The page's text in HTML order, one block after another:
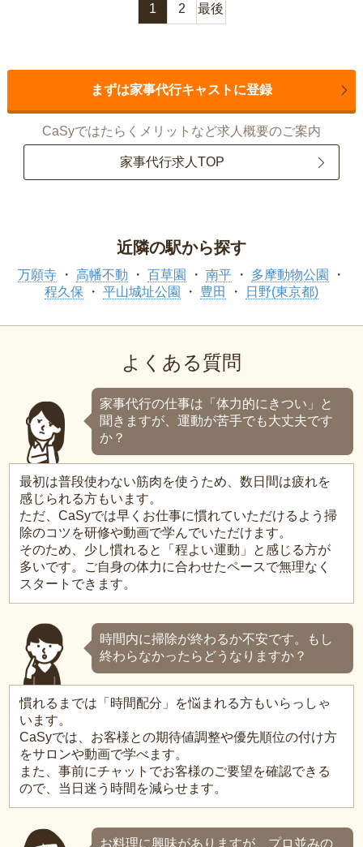
1 2 最後
まずは家事代行キャストに登録
CaSyではたらくメリットなど求人概要のご案内
家事代行求人TOP
近隣の駅から探す
万願寺 高幡不動 百草園 南平
多摩動物公園
程久保
平山城址公園 豊田 日野(東京都)
よくある質問
家事代行の仕事は「体力的にきつい」と
聞きますが、運動が苦手でも大丈夫です
か？
最初は普段使わない筋肉を使うため、数日間は疲れを
感じられる方もいます。
ただ、CaSyでは早くお仕事に慣れていただけるよう掃
除のコツを研修や動画で学んでいただけます。
そのため、少し慣れると「程よい運動」と感じる方が
多いです。ご自身の体力に合わせたペースで無理なく
スタートできます。
時間内に掃除が終わるか不安です。もし
終わらなかったらどうなりますか？
慣れるまでは「時間配分」を悩まれる方もいらっしゃ
います。
CaSyでは、お客様との期待値調整や優先順位の付け方
をサロンや動画で学べます。
また、事前にチャットでお客様のご要望を確認できる
ので、当日迷う時間を減らせます。
お料理に興味がありますが、プロ並みの